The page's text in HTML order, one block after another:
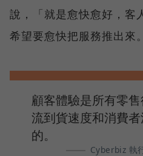
說，「就是愈快愈好，客
希望要愈快把服務推出來
Cyberbiz 執
顧客體驗是所有零
流到貨速度和消費
的。